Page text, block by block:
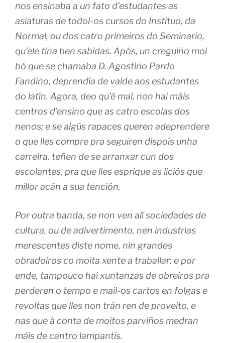
nos ensinaba a un fato d’estudantes as
asiaturas de todol-os cursos do Instituo, da
Normal, ou dos catro primeiros do Seminario,
qu’ele tiña ben sabidas. Após, un creguiño moi
bó que se chamaba D. Agostiño Pardo
Fandiño, deprendía de valde aos estudantes
do latín. Agora, deo qu’é mal, non hai máis
centros d’ensino que as catro escolas dos
nenos; e se algús rapaces queren adeprendere
o que lles compre pra seguiren dispois unha
carreira, teñen de se arranxar cun dos
escolantes, pra que lles esprique as liciós que
millor acán a sua tención.
Por outra banda, se non ven alí sociedades de
cultura, ou de adivertimento, nen industrias
merescentes diste nome, nin grandes
obradoiros co moita xente a traballar; e por
ende, tampouco hai xuntanzas de obreiros pra
perderen o tempo e mail-os cartos en folgas e
revoltas que lles non trán ren de proveito, e
nas que à conta de moitos parviños medran
máis de cantro lampantís.